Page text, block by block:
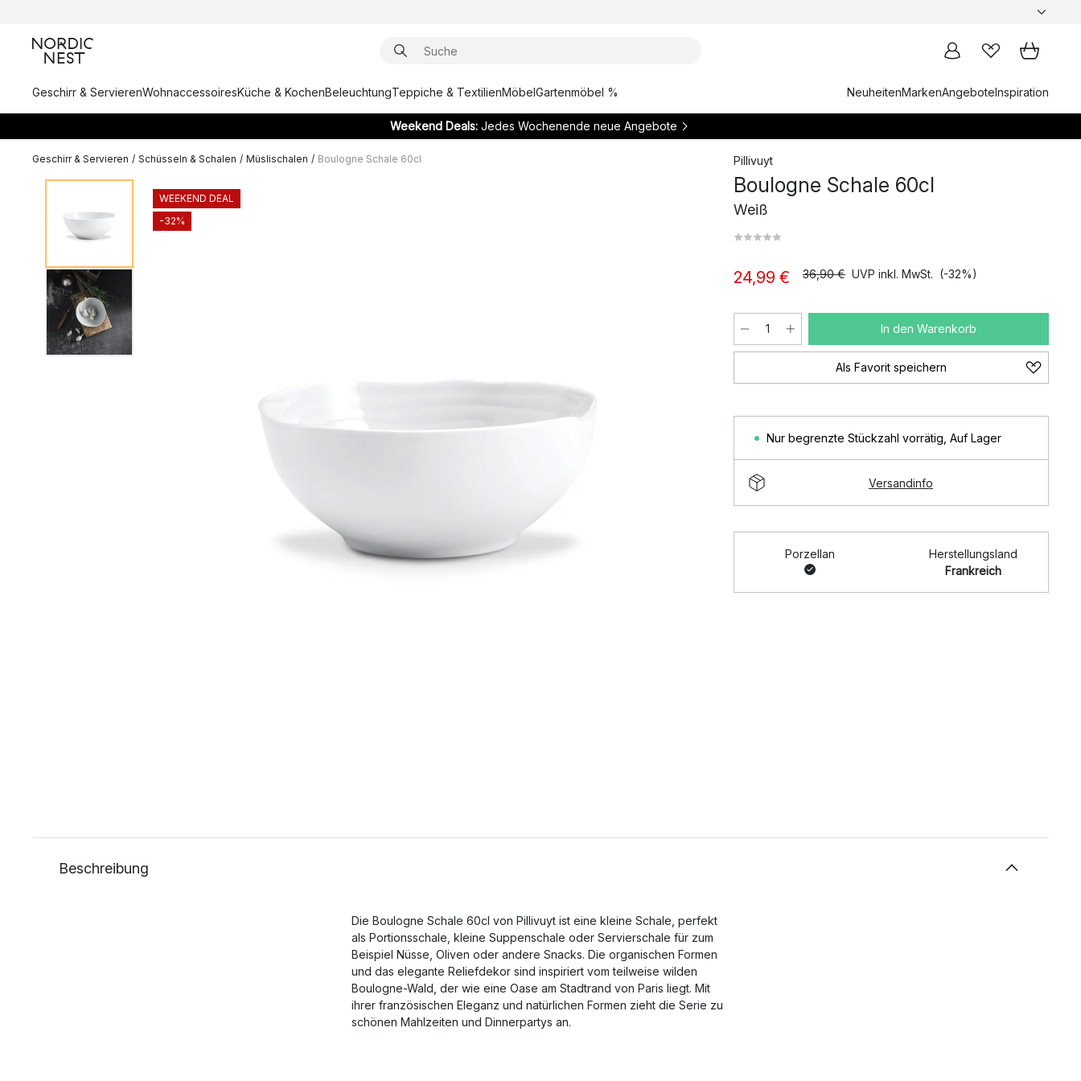
Geschirr & ServierenWohnaccessoiresKüche & KochenBeleuchtungTeppiche & TextilienMöbelGartenmöbel % NeuheitenMarkenAngeboteInspiration
Weekend Deals:Jedes Wochenende neue Angebote
Geschirr & Servieren / Schüsseln & Schalen / Müslischalen / Boulogne Schale 60cl
WEEKEND DEAL
-32%
Pillivuyt
Boulogne Schale 60cl
Weiß
24,99 € 36,90 € UVP inkl. MwSt. (-32%)
In den Warenkorb
Als Favorit speichern
Nur begrenzte Stückzahl vorrätig Auf Lager
Versandinfo
Porzellan
Herstellungsland
Frankreich
Beschreibung
Die Boulogne Schale 60cl von Pillivuyt ist eine kleine Schale, perfekt
als Portionsschale, kleine Suppenschale oder Servierschale für zum
Beispiel Nüsse, Oliven oder andere Snacks. Die organischen Formen
und das elegante Reliefdekor sind inspiriert vom teilweise wilden
Boulogne-Wald, der wie eine Oase am Stadtrand von Paris liegt. Mit
ihrer französischen Eleganz und natürlichen Formen zieht die Serie zu
schönen Mahlzeiten und Dinnerpartys an.